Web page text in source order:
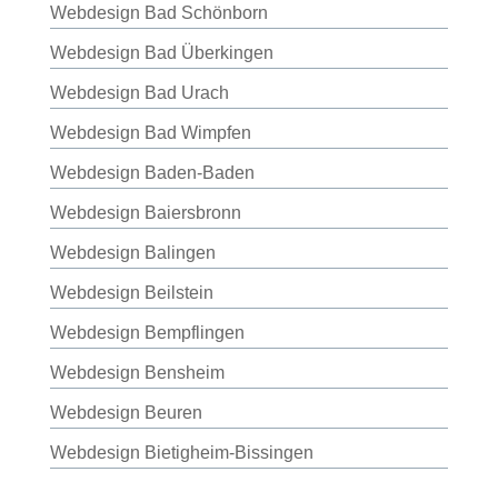
Webdesign Bad Schönborn
Webdesign Bad Überkingen
Webdesign Bad Urach
Webdesign Bad Wimpfen
Webdesign Baden-Baden
Webdesign Baiersbronn
Webdesign Balingen
Webdesign Beilstein
Webdesign Bempflingen
Webdesign Bensheim
Webdesign Beuren
Webdesign Bietigheim-Bissingen